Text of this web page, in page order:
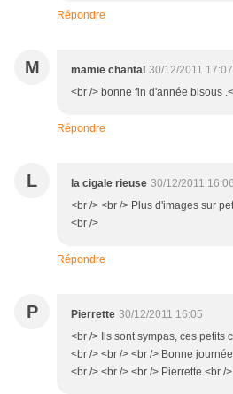
Répondre
M mamie chantal 30/12/2011 17:07
<br /> bonne fin d'année bisous
Répondre
L la cigale rieuse 30/12/2011 16:06
<br /> <br /> Plus d'images sur
<br />
Répondre
P Pierrette 30/12/2011 16:05
<br /> Ils sont sympas, ces petits
<br /> <br /> <br /> Bonne
<br /> <br /> <br /> Pierrette.<br />